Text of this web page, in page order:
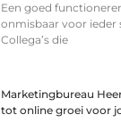
Een goed
onmisbaar voor ieder
Collega’s die
Marketingbureau
tot online groei voor